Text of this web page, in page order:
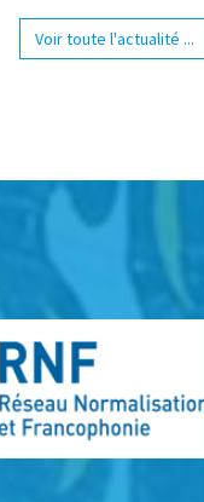
Voir toute l'actualité ...